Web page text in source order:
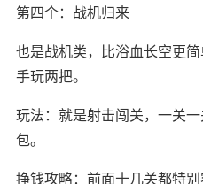
第四个：战机归来
也是战机类，比浴血长空更
手玩两把。
玩法：就是射击闯关，一关
包。
挣钱攻略：前面十几关都特别